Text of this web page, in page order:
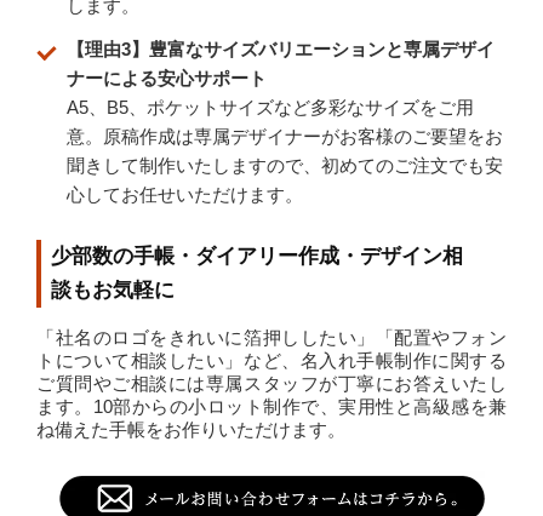
します。
【理由3】豊富なサイズバリエーションと専属デザイ
ナーによる安心サポート
A5、B5、ポケットサイズなど多彩なサイズをご用
意。原稿作成は専属デザイナーがお客様のご要望をお
聞きして制作いたしますので、初めてのご注文でも安
心してお任せいただけます。
少部数の手帳・ダイアリー作成・デザイン相
談もお気軽に
「社名のロゴをきれいに箔押ししたい」「配置やフォン
トについて相談したい」など、名入れ手帳制作に関する
ご質問やご相談には専属スタッフが丁寧にお答えいたし
ます。10部からの小ロット制作で、実用性と高級感を兼
ね備えた手帳をお作りいただけます。